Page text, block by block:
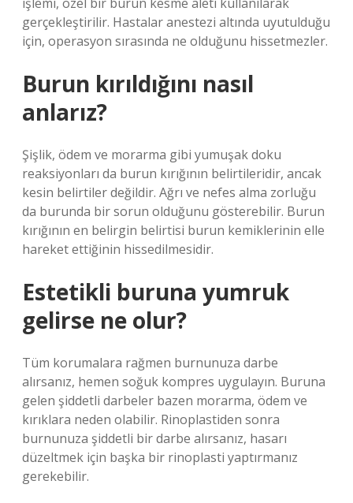
gerçekleştirilir. Hastalar anestezi altında uyutulduğu
için, operasyon sırasında ne olduğunu hissetmezler.
Burun kırıldığını nasıl
anlarız?
Şişlik, ödem ve morarma gibi yumuşak doku
reaksiyonları da burun kırığının belirtileridir, ancak
kesin belirtiler değildir. Ağrı ve nefes alma zorluğu
da burunda bir sorun olduğunu gösterebilir. Burun
kırığının en belirgin belirtisi burun kemiklerinin elle
hareket ettiğinin hissedilmesidir.
Estetikli buruna yumruk
gelirse ne olur?
Tüm korumalara rağmen burnunuza darbe
alırsanız, hemen soğuk kompres uygulayın. Buruna
gelen şiddetli darbeler bazen morarma, ödem ve
kırıklara neden olabilir. Rinoplastiden sonra
burnunuza şiddetli bir darbe alırsanız, hasarı
düzeltmek için başka bir rinoplasti yaptırmanız
gerekebilir.